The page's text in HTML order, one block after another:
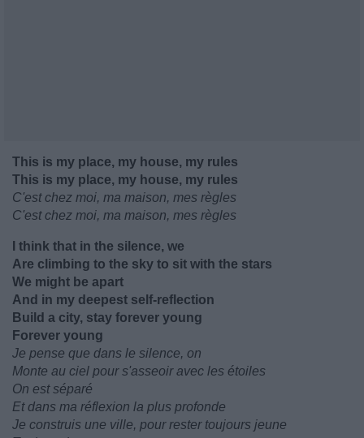
This is my place, my house, my rules
This is my place, my house, my rules
C'est chez moi, ma maison, mes règles
C'est chez moi, ma maison, mes règles
I think that in the silence, we
Are climbing to the sky to sit with the stars
We might be apart
And in my deepest self-reflection
Build a city, stay forever young
Forever young
Je pense que dans le silence, on
Monte au ciel pour s'asseoir avec les étoiles
On est séparé
Et dans ma réflexion la plus profonde
Je construis une ville, pour rester toujours jeune